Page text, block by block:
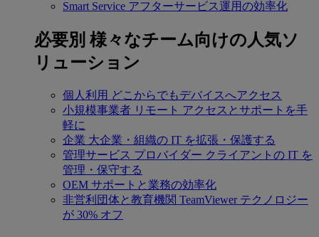
Smart Service アフターサービス運用の効率化
必要別 様々なチーム向けの人気ソ
リューション
個人利用 どこからでもデバイスへアクセス
小規模事業者 リモート アクセスとサポートを手
軽に
企業 大企業・組織の IT を拡張・保護する
管理サービス プロバイダー クライアントの IT を
管理・保守する
OEM サポートと業務の効率化
非営利団体と教育機関 TeamViewer テクノロジー
が 30% オフ